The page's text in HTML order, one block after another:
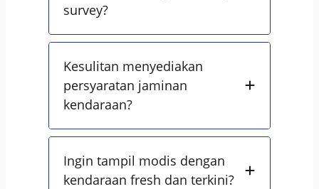
survey?
Kesulitan menyediakan
persyaratan jaminan
kendaraan?
Ingin tampil modis dengan
kendaraan fresh dan terkini?